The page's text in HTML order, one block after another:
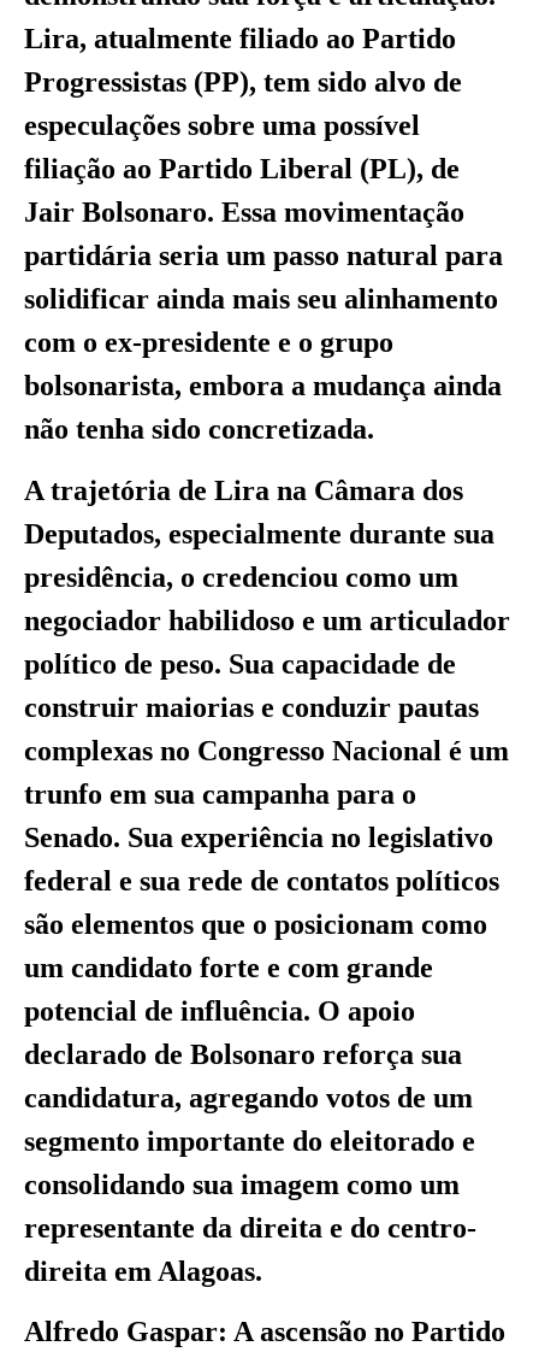
Lira, atualmente filiado ao Partido
Progressistas (PP), tem sido alvo de
especulações sobre uma possível
filiação ao Partido Liberal (PL), de
Jair Bolsonaro. Essa movimentação
partidária seria um passo natural para
solidificar ainda mais seu alinhamento
com o ex-presidente e o grupo
bolsonarista, embora a mudança ainda
não tenha sido concretizada.
A trajetória de Lira na Câmara dos
Deputados, especialmente durante sua
presidência, o credenciou como um
negociador habilidoso e um articulador
político de peso. Sua capacidade de
construir maiorias e conduzir pautas
complexas no Congresso Nacional é um
trunfo em sua campanha para o
Senado. Sua experiência no legislativo
federal e sua rede de contatos políticos
são elementos que o posicionam como
um candidato forte e com grande
potencial de influência. O apoio
declarado de Bolsonaro reforça sua
candidatura, agregando votos de um
segmento importante do eleitorado e
consolidando sua imagem como um
representante da direita e do centro-
direita em Alagoas.
Alfredo Gaspar: A ascensão no Partido